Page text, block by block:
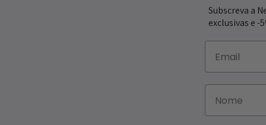
Subscreva a
exclusivas e -